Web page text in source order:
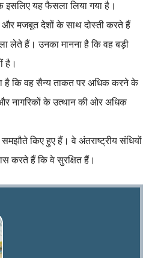
यह फैसला लिया गया है।
मजबूत देशों के साथ दोस्ती करते हैं
लेते हैं। उनका मानना है कि वह बड़ी
है।
है कि वह सैन्य ताकत पर अधिक करने के
नागरिकों के उत्थान की ओर अधिक
किए हुए हैं। वे अंतराष्ट्रीय संधियों
करते हैं कि वे सुरक्षित हैं।